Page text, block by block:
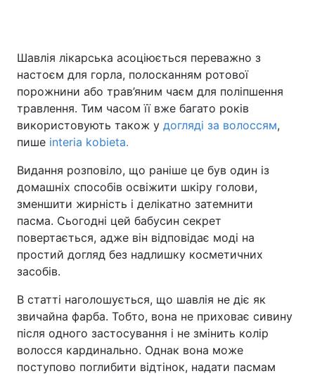
Спорт Наука
Техно і зв'язок Лайт
Здоров'я Туризм
Цікавинки Погода
Екологія Регіони
Відео з Youtube Статті
Інтерв'ю Думки
Шавлія лікарська асоціюється переважно з
настоєм для горла, полосканням ротової
порожнини або трав’яним чаєм для поліпшення
травлення. Тим часом її вже багато років
використовують також у догляді за волоссям,
пише interia kobieta.
Видання розповіло, що раніше це був один із
домашніх способів освіжити шкіру голови,
зменшити жирність і делікатно затемнити
пасма. Сьогодні цей бабусин секрет
повертається, адже він відповідає моді на
простий догляд без надлишку косметичних
засобів.
В статті наголошується, що шавлія не діє як
звичайна фарба. Тобто, вона не приховає сивину
після одного застосування і не змінить колір
волосся кардинально. Однак вона може
поступово поглибити відтінок, надати пасмам